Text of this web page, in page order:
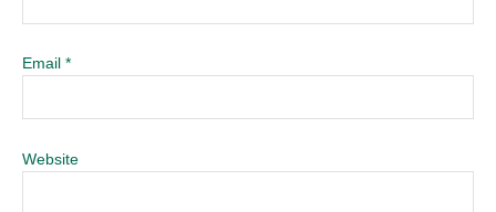
Email *
Website